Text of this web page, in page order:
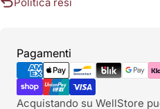
Pagamenti
Metodi
di
pagamento
Acquistando su WellStore